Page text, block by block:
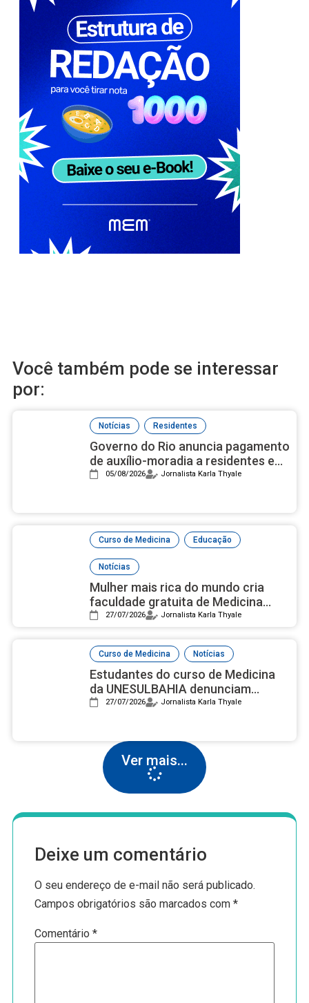
Você também pode se interessar
por:
Notícias , Residentes
Governo do Rio anuncia pagamento
de auxílio-moradia a residentes em
setembro
05/08/2026 Jornalista Karla Thyale
Curso de Medicina , Educação
Notícias
Mulher mais rica do mundo cria
faculdade gratuita de Medicina
com campus luxuoso nos EUA
27/07/2026 Jornalista Karla Thyale
Curso de Medicina , Notícias
Estudantes do curso de Medicina
da UNESULBAHIA denunciam
assédio institucional e reprovações
27/07/2026 Jornalista Karla Thyale
Ver mais...
Deixe um comentário
O seu endereço de e-mail não será publicado.
Campos obrigatórios são marcados com*
Comentário*